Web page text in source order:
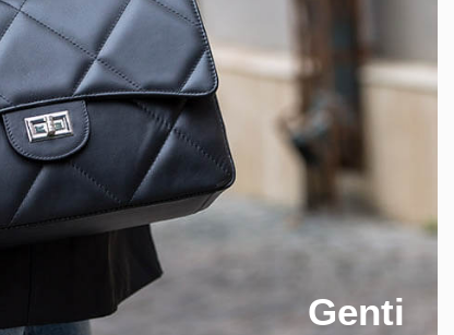
Genti